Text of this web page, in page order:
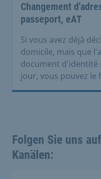
Changement
passeport, eAT
Si vous avez déjà
domicile, mais que
document d'identité
jour, vous pouvez le
Folgen Sie uns
Kanälen: